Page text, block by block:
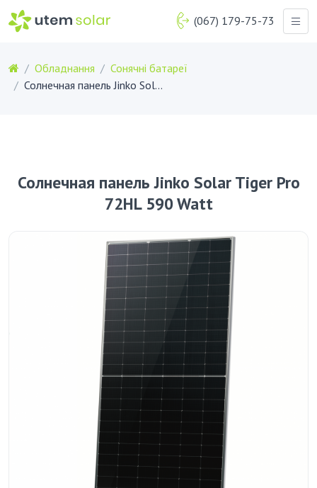
(067) 179-75-73
Обладнання
Сонячні батареї
Солнечная панель Jinko Solar Tiger Pro 72HL 590 Watt
Солнечная панель Jinko Solar Tiger Pro
72HL 590 Watt